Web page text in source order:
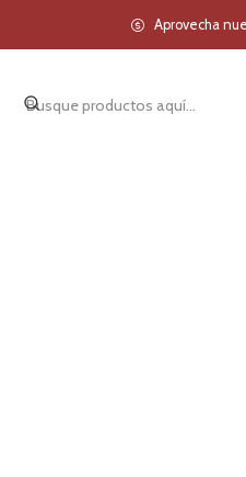
Aprovecha